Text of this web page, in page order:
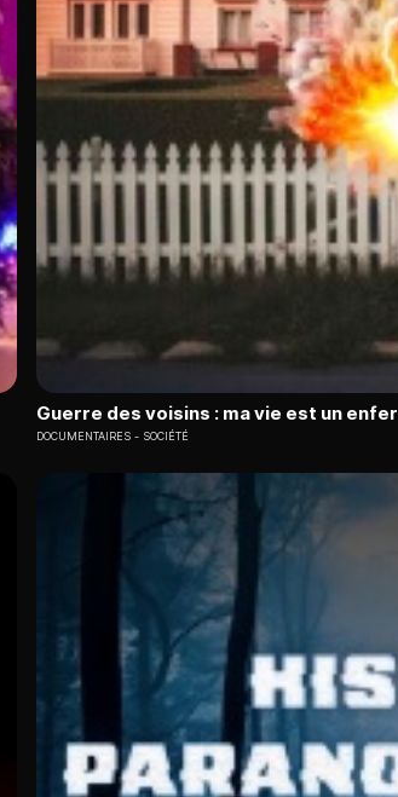
Guerre des voisins : ma vie est un enfer
DOCUMENTAIRES SOCIÉTÉ